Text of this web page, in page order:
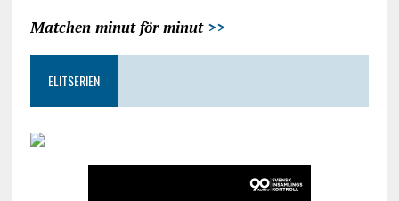
Matchen minut för minut >>
ELITSERIEN